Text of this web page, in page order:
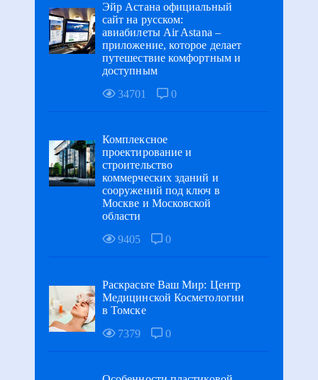
Эйр Астана официальный
сайт на русском:
авиабилеты Air Astana –
приложение, которое делает
путешествие комфортным и
доступным
34701
0
Комплексное
проектирование и
строительство
коммерческих зданий и
сооружений под ключ в
Москве и Московской
области
9405
0
Раскрасьте Ваш Мир: Центр
Медицинской Косметологии
в Томске
7379
0